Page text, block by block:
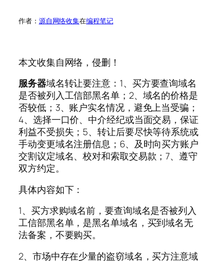
作者： 源自网络收集在编程笔记
本文收集自网络，侵删！
服务器域名转让要注意：1、买方要查询域名
是否被列入工信部黑名单；2、域名的价格是
否较低；3、账户实名情况，避免上当受骗；
4、选择一口价、中介经纪或当面交易，保证
利益不受损失；5、转让后要尽快等待系统或
手动变更域名注册信息；6、及时向买方账户
交割议定域名、校对和索取交易款；7、遵守
双方约定。
具体内容如下：
1、买方求购域名前，要查询域名是否被列入
工信部黑名单，是黑名单域名，买到域名无
法备案，不要购买。
2、市场中存在少量的盗窃域名，买方注意域